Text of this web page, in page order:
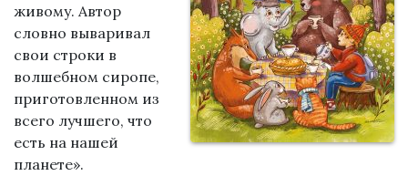
живому. Автор
словно вываривал
свои строки в
волшебном сиропе,
приготовленном из
всего лучшего, что
есть на нашей
планете».